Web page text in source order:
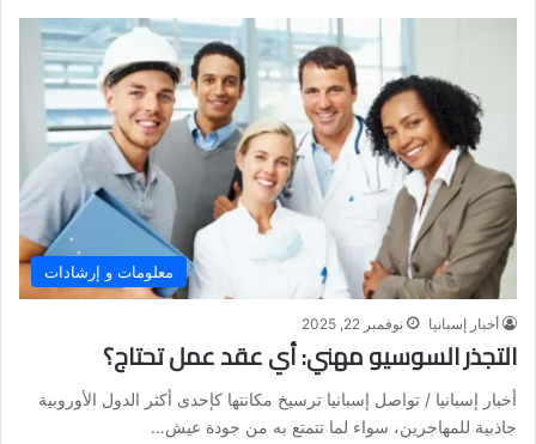
معلومات و إرشادات
أخبار إسبانيا نوفمبر 22, 2025
التجذر السوسيو مهني: أي عقد عمل تحتاج؟
أخبار إسبانيا / تواصل إسبانيا ترسيخ مكانتها كإحدى أكثر الدول الأوروبية
جاذبية للمهاجرين، سواء لما تتمتع به من جودة عيش…